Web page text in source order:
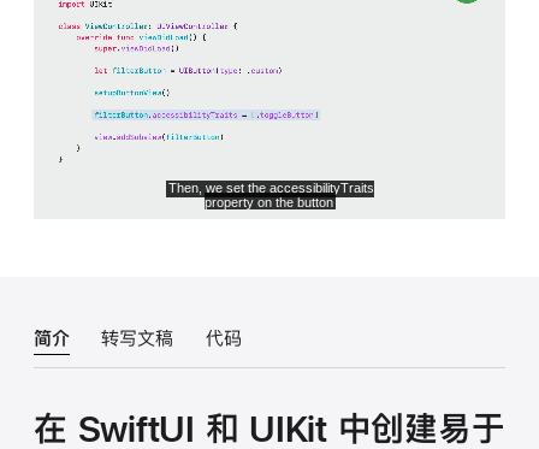
简介 转写文稿 代码
在 SwiftUI 和 UIKit 中创建易于